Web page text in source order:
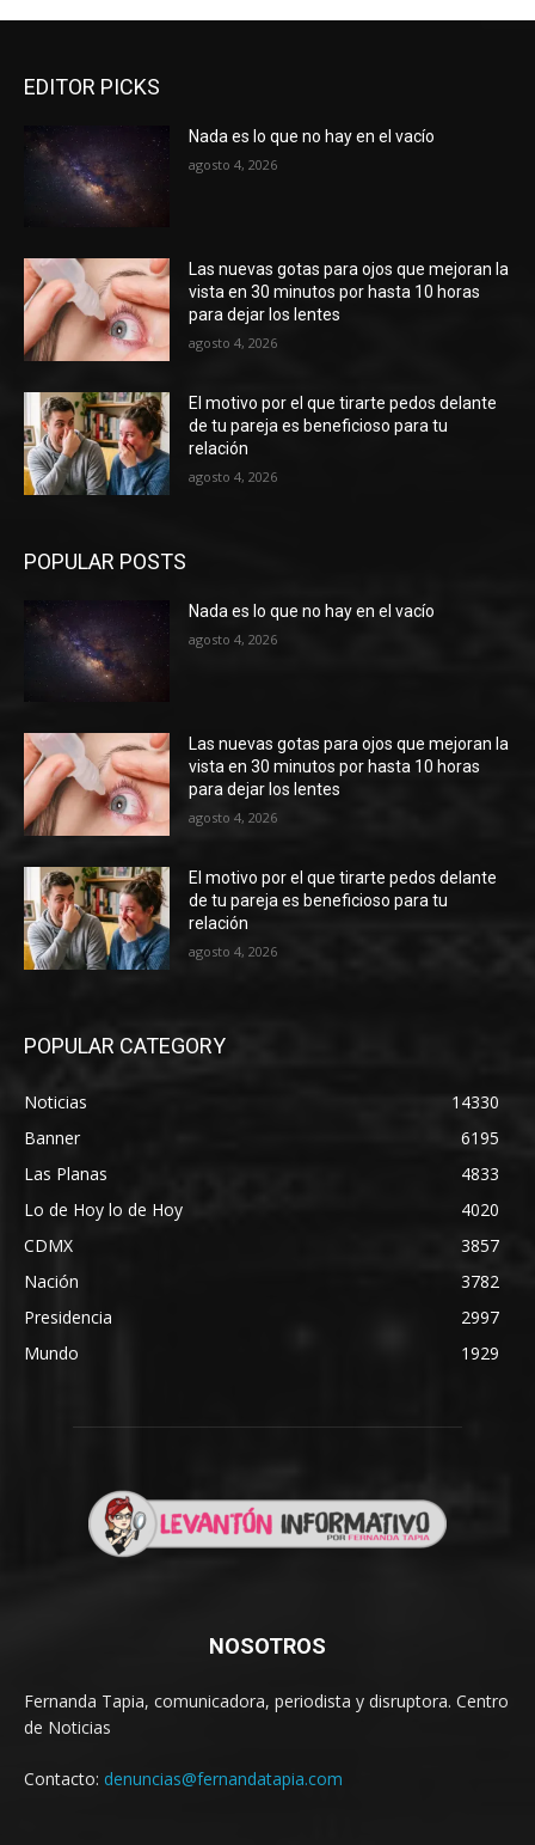
EDITOR PICKS
Nada es lo que no hay en el vacío
agosto 4, 2026
Las nuevas gotas para ojos que mejoran la
vista en 30 minutos por hasta 10 horas
para dejar los lentes
agosto 4, 2026
El motivo por el que tirarte pedos delante
de tu pareja es beneficioso para tu
relación
agosto 4, 2026
POPULAR POSTS
Nada es lo que no hay en el vacío
agosto 4, 2026
Las nuevas gotas para ojos que mejoran la
vista en 30 minutos por hasta 10 horas
para dejar los lentes
agosto 4, 2026
El motivo por el que tirarte pedos delante
de tu pareja es beneficioso para tu
relación
agosto 4, 2026
POPULAR CATEGORY
Noticias
14330
Banner
6195
Las Planas
4833
Lo de Hoy lo de Hoy
4020
CDMX
3857
Nación
3782
Presidencia
2997
Mundo
1929
NOSOTROS
Fernanda Tapia, comunicadora, periodista y disruptora. Centro
de Noticias
Contacto: denuncias@fernandatapia.com